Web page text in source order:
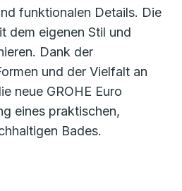
funktionalen Details. Die
dem eigenen Stil und
Dank der
und der Vielfalt an
neue GROHE Euro
eines praktischen,
Bades.